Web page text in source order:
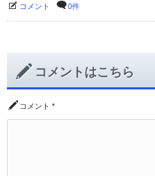
コメント 0件
コメントはこちら
コメント *